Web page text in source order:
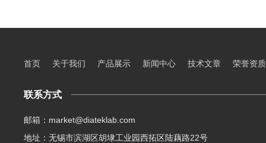
首页 关于我们 产品展示 新闻中心 技术文章 荣誉资质
联系方式
邮箱：market@diateklab.com
地址：无锡市滨湖区胡埭工业园西拓区陆藕路22号